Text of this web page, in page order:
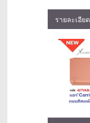
รายละเอียด